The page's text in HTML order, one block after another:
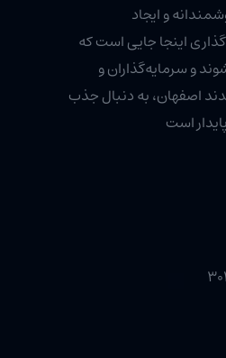
و ایجاد
اینجا جایی است که
و سرمایه‌گذاران و
اصفهان، به دنبال جذب
است